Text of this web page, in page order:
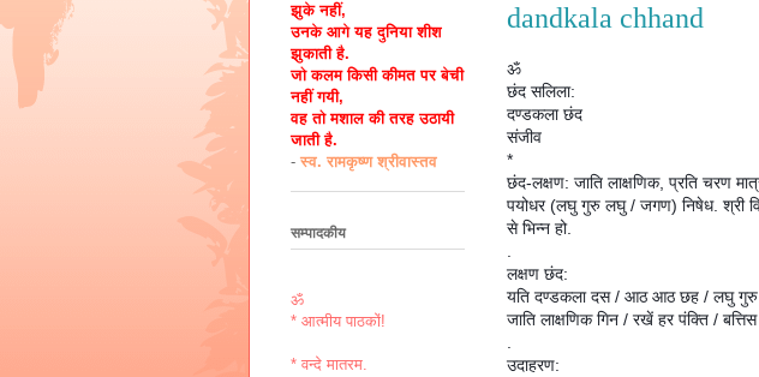
dandkala chhand
ॐ
छंद सलिला:
दण्डकला छंद
संजीव
*
छंद-लक्षण: जाति लाक्षणिक, प्रति चरण
पयोधर (लघु गुरु लघु / जगण) निषेध. श्री
से भिन्न हो.
.
लक्षण छंद:
यति दण्डकला दस / आठ आठ छह / लघु गुरु
जाति लाक्षणिक गिन / रखें हर पंक्ति /
.
उदाहरण:
झुके नहीं,
उनके आगे यह दुनिया शीश
झुकाती है.
जो कलम किसी कीमत पर बेची
नहीं गयी,
वह तो मशाल की तरह उठायी
जाती है.
- स्व. रामकृष्ण श्रीवास्तव
सम्पादकीय
ॐ
* आत्मीय पाठकों!
* वन्दे मातरम.